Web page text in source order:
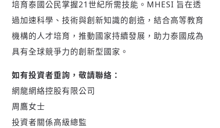
培育泰國公民掌握21世紀所需技能。MHESI 旨在透
過加速科學、技術與創新知識的創造，結合高等教育
機構的人才培育，推動國家持續發展，助力泰國成為
具有全球競爭力的創新型國家。
如有投資者垂詢，敬請聯絡：
網龍網絡控股有限公司
周鷹女士
投資者關係高級總監